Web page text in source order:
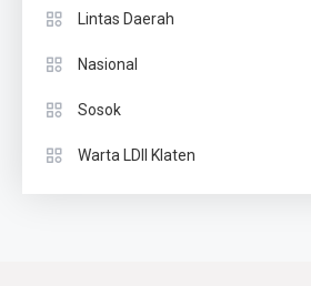
Lintas Daerah
Nasional
Sosok
Warta LDII Klaten